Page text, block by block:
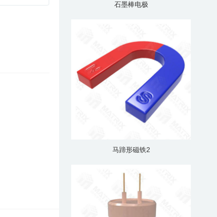
石墨棒电极
马蹄形磁铁2